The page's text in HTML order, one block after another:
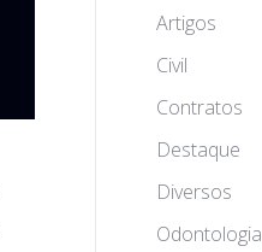
Artigos
Civil
Contratos
Destaque
Diversos
Odontologia